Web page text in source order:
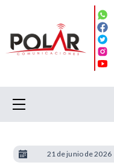
21 de junio de 2026